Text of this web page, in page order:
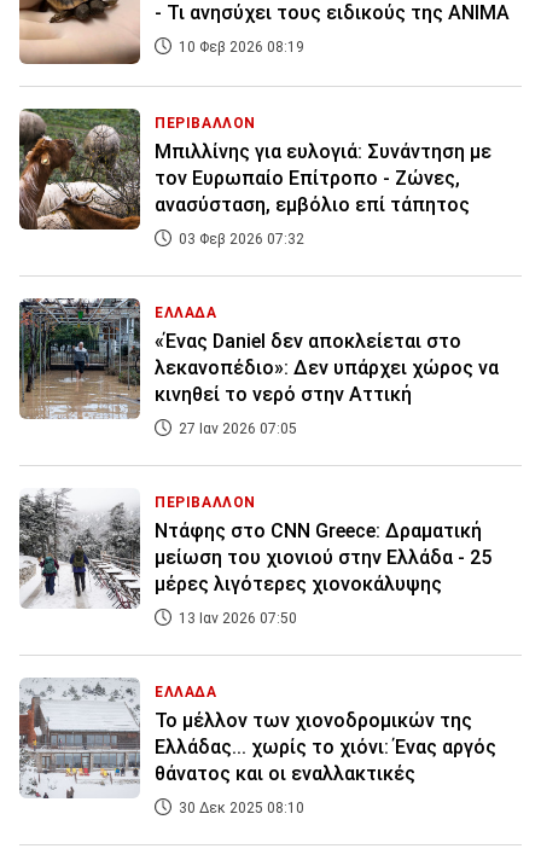
- Τι ανησύχει τους ειδικούς της ANIMA
10 Φεβ 2026 08:19
ΠΕΡΙΒΑΛΛΟΝ
Μπιλλίνης για ευλογιά: Συνάντηση με
τον Ευρωπαίο Επίτροπο - Ζώνες,
ανασύσταση, εμβόλιο επί τάπητος
03 Φεβ 2026 07:32
ΕΛΛΑΔΑ
«Ένας Daniel δεν αποκλείεται στο
λεκανοπέδιο»: Δεν υπάρχει χώρος να
κινηθεί το νερό στην Αττική
27 Ιαν 2026 07:05
ΠΕΡΙΒΑΛΛΟΝ
Ντάφης στο CNN Greece: Δραματική
μείωση του χιονιού στην Ελλάδα - 25
μέρες λιγότερες χιονοκάλυψης
13 Ιαν 2026 07:50
ΕΛΛΑΔΑ
Το μέλλον των χιονοδρομικών της
Ελλάδας... χωρίς το χιόνι: Ένας αργός
θάνατος και οι εναλλακτικές
30 Δεκ 2025 08:10